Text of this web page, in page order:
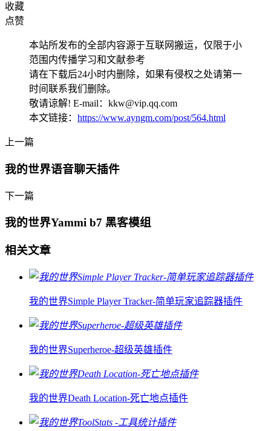
收藏
点赞
本站所发布的全部内容源于互联网搬运，仅限于小
范围内传播学习和文献参考
请在下载后24小时内删除，如果有侵权之处请第一
时间联系我们删除。
敬请谅解! E-mail：kkw@vip.qq.com
本文链接： https://www.ayngm.com/post/564.html
上一篇
我的世界语音聊天插件
下一篇
我的世界Yammi b7 黑客模组
相关文章
我的世界Simple Player Tracker-简单玩家追踪器插件
我的世界Superheroe-超级英雄插件
我的世界Death Location-死亡地点插件